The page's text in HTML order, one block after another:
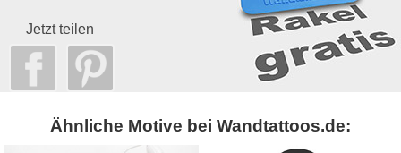
Jetzt teilen
Ähnliche Motive bei Wandtattoos.de: